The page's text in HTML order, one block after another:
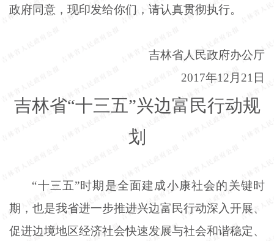
政府同意，现印发给你们，请认真贯彻执行。
吉林省人民政府办公厅
2017年12月21日
吉林省“十三五”兴边富民行动规
划
“十三五”时期是全面建成小康社会的关键时
期，也是我省进一步推进兴边富民行动深入开展、
促进边境地区经济社会快速发展与社会和谐稳定、